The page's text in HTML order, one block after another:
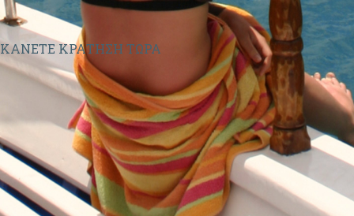
ΚΑΝΕΤΕ ΚΡΑΤΗΣΗ ΤΩΡΑ